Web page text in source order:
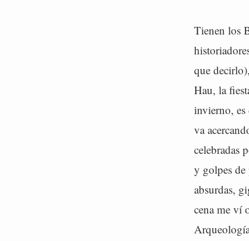
Tienen los
que
Hau, la
invierno, es
va
celebradas
y golpes de
absurdas,
cena me ví